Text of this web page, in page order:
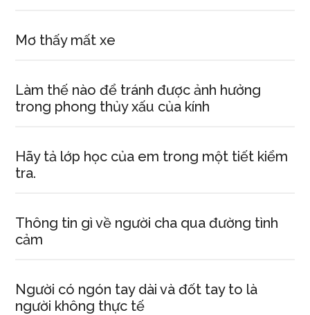
Mơ thấy mất xe
Làm thế nào để tránh được ảnh hưởng
trong phong thủy xấu của kính
Hãy tả lớp học của em trong một tiết kiểm
tra.
Thông tin gì về người cha qua đường tình
cảm
Người có ngón tay dài và đốt tay to là
người không thực tế